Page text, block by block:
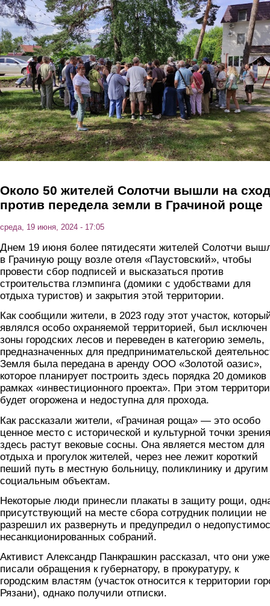
Перейти к основному содержанию
Около 50 жителей Солотчи вышли на сход
против передела земли в Грачиной роще
среда, 19 июня, 2024 - 17:05
Днем 19 июня более пятидесяти жителей Солотчи
в Грачиную рощу возле отеля «Паустовский», чтобы
провести сбор подписей и высказаться против
строительства глэмпинга (домики с удобствами для
отдыха туристов) и закрытия этой территории.
Как сообщили жители, в 2023 году этот участок,
являлся особо охраняемой территорией, был исключен
зоны городских лесов и переведен в категорию земель,
предназначенных для предпринимательской
Земля была передана в аренду ООО «Золотой оазис»,
которое планирует построить здесь порядка 20 домиков
рамках «инвестиционного проекта». При этом
будет огорожена и недоступна для прохода.
Как рассказали жители, «Грачиная роща» — это особо
ценное место с исторической и культурной точки
здесь растут вековые сосны. Она является местом для
отдыха и прогулок жителей, через нее лежит короткий
пеший путь в местную больницу, поликлинику и другим
социальным объектам.
Некоторые люди принесли плакаты в защиту рощи,
присутствующий на месте сбора сотрудник полиции не
разрешил их развернуть и предупредил о
несанкционированных собраний.
Активист Александр Панкрашкин рассказал, что они уже
писали обращения к губернатору, в прокуратуру, к
городским властям (участок относится к территории
Рязани), однако получили отписки.